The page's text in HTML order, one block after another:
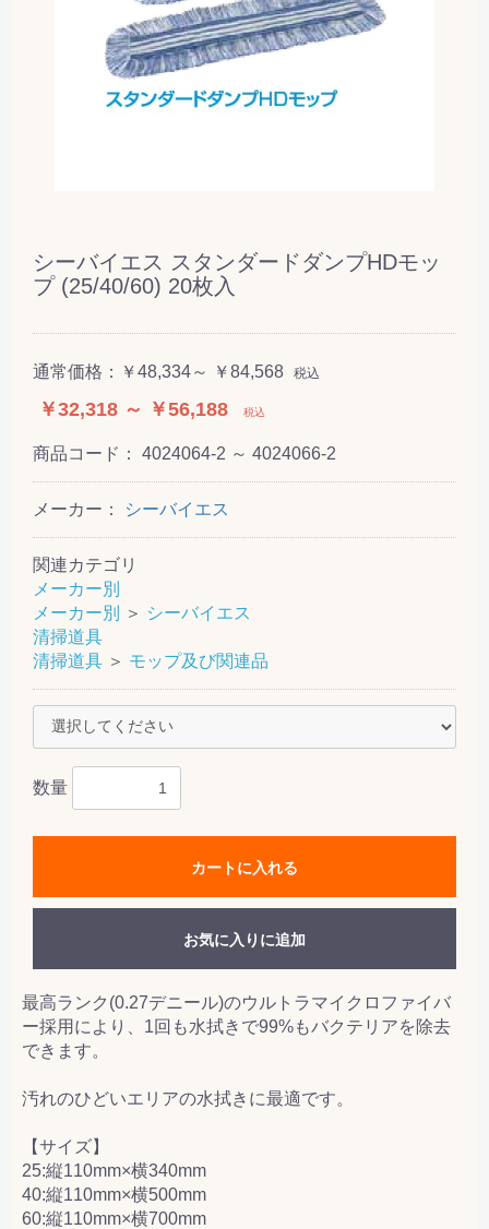
シーバイエス スタンダードダンプHDモッ
プ (25/40/60) 20枚入
通常価格： ￥48,334～ ￥84,568 税込
￥32,318 ～ ￥56,188 税込
商品コード： 4024064-2 ～ 4024066-2
メーカー： シーバイエス
関連カテゴリ
メーカー別
メーカー別
＞ シーバイエス
清掃道具
清掃道具 ＞ モップ及び関連品
数量
カートに入れる
お気に入りに追加
最高ランク(0.27デニール)のウルトラマイクロファイバ
ー採用により、1回も水拭きで99%もバクテリアを除去
できます。
汚れのひどいエリアの水拭きに最適です。
【サイズ】
25:縦110mm×横340mm
40:縦110mm×横500mm
60:縦110mm×横700mm